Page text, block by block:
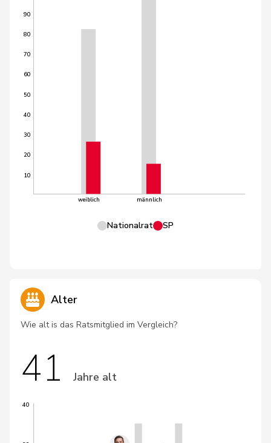
10
20
30
40
50
60
70
80
90
weiblich männlich
Nationalrat SP
Alter
Wie alt is das Ratsmitglied im Vergleich?
41 Jahre alt
40